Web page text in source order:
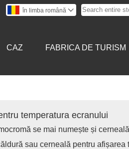
în limba română 
CAZ FABRICA DE TURISM
temperatura ecranului
se mai numește și
sau cerneală pentru afișarea